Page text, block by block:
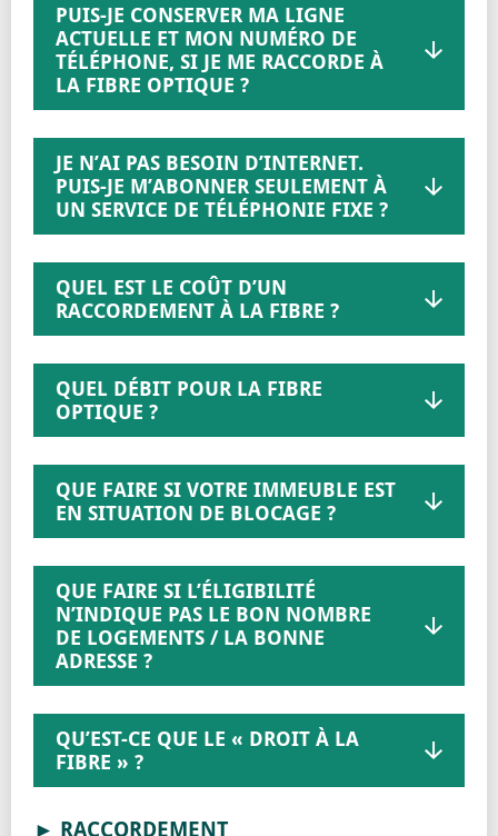
PUIS-JE CONSERVER MA LIGNE
ACTUELLE ET MON NUMÉRO DE
TÉLÉPHONE, SI JE ME RACCORDE À
LA FIBRE OPTIQUE ?
JE N’AI PAS BESOIN D’INTERNET.
PUIS-JE M’ABONNER SEULEMENT À
UN SERVICE DE TÉLÉPHONIE FIXE ?
QUEL EST LE COÛT D’UN
RACCORDEMENT À LA FIBRE ?
QUEL DÉBIT POUR LA FIBRE
OPTIQUE ?
QUE FAIRE SI VOTRE IMMEUBLE EST
EN SITUATION DE BLOCAGE ?
QUE FAIRE SI L’ÉLIGIBILITÉ
N’INDIQUE PAS LE BON NOMBRE
DE LOGEMENTS / LA BONNE
ADRESSE ?
QU’EST-CE QUE LE « DROIT À LA
FIBRE » ?
► RACCORDEMENT